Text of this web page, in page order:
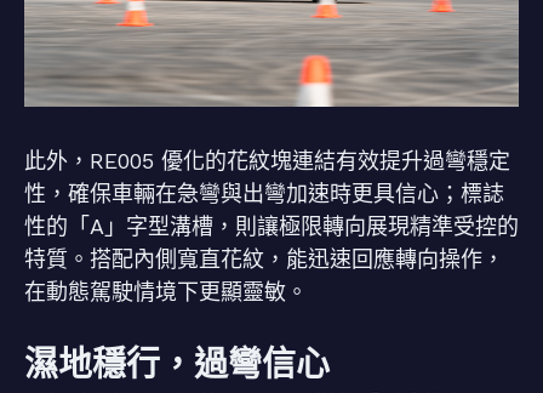
此外，RE005 優化的花紋塊連結有效提升過彎穩定
性，確保車輛在急彎與出彎加速時更具信心；標誌
性的「A」字型溝槽，則讓極限轉向展現精準受控的
特質。搭配內側寬直花紋，能迅速回應轉向操作，
在動態駕駛情境下更顯靈敏。
濕地穩行，過彎信心